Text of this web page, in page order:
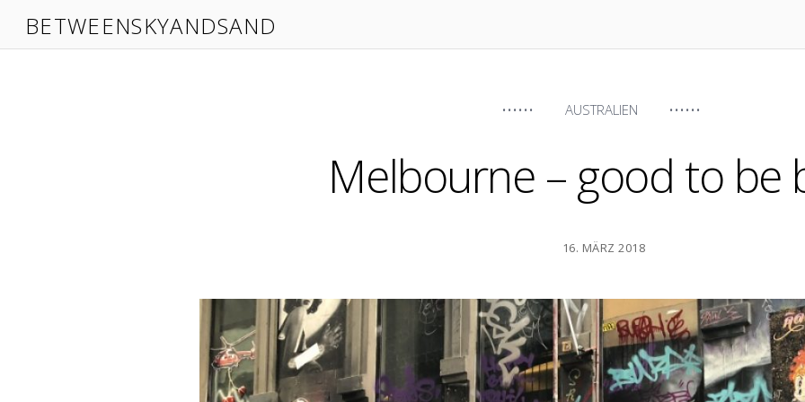
BETWEENSKYANDSAND
AUSTRALIEN
Melbourne – good to be
16. MÄRZ 2018